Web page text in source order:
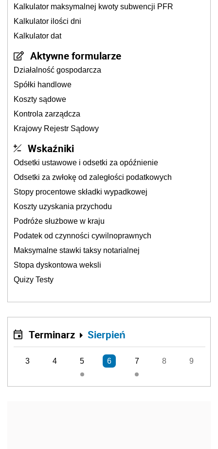
Kalkulator maksymalnej kwoty subwencji PFR
Kalkulator ilości dni
Kalkulator dat
Aktywne formularze
Działalność gospodarcza
Spółki handlowe
Koszty sądowe
Kontrola zarządcza
Krajowy Rejestr Sądowy
Wskaźniki
Odsetki ustawowe i odsetki za opóźnienie
Odsetki za zwłokę od zaległości podatkowych
Stopy procentowe składki wypadkowej
Koszty uzyskania przychodu
Podróże służbowe w kraju
Podatek od czynności cywilnoprawnych
Maksymalne stawki taksy notarialnej
Stopa dyskontowa weksli
Quizy Testy
Terminarz Sierpień
3 4 5 6 7 8 9